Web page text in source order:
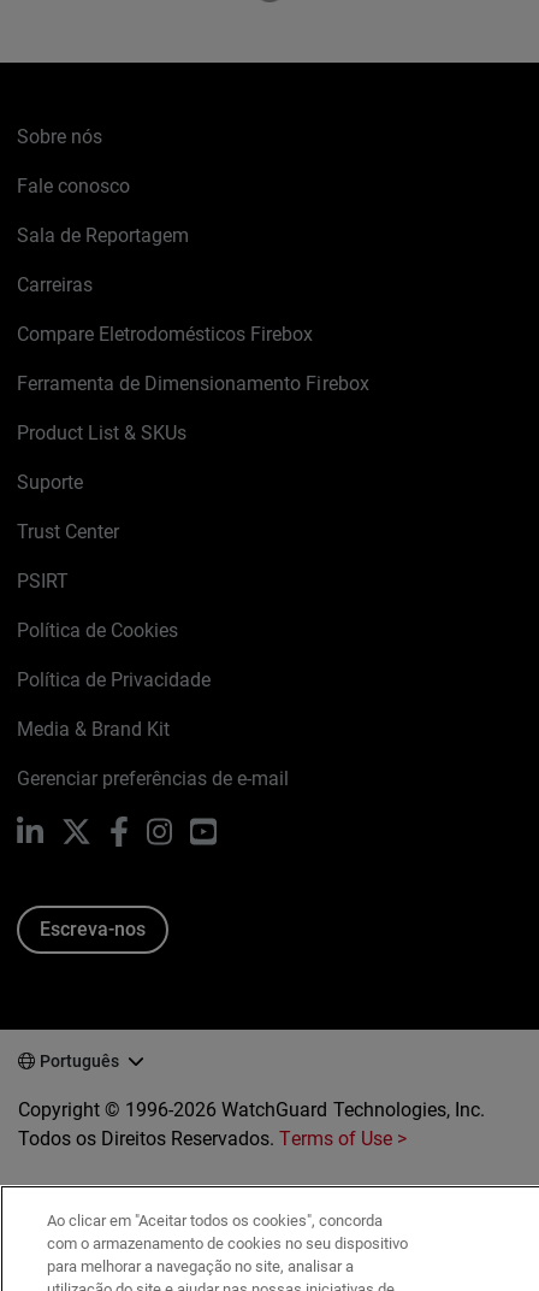
Sobre nós
Fale conosco
Sala de Reportagem
Carreiras
Compare Eletrodomésticos Firebox
Ferramenta de Dimensionamento Firebox
Product List & SKUs
Suporte
Trust Center
PSIRT
Política de Cookies
Política de Privacidade
Media & Brand Kit
Gerenciar preferências de e-mail
LinkedIn FacebookInstagramYouTube
Escreva-nos
Português
Copyright © 1996-2026 WatchGuard Technologies, Inc.
Todos os Direitos Reservados.Terms of Use >
Ao clicar em "Aceitar todos os cookies", concorda
com o armazenamento de cookies no seu dispositivo
para melhorar a navegação no site, analisar a